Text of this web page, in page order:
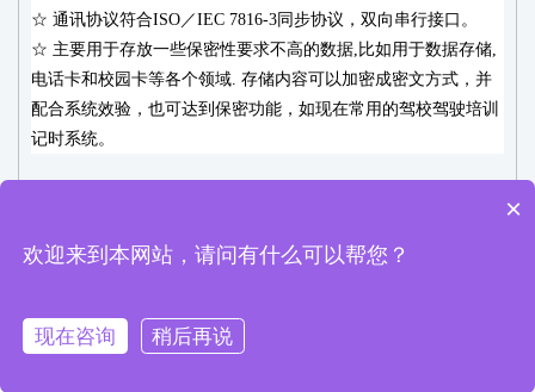
☆ 通讯协议符合ISO／IEC 7816-3同步协议，双向串行接口。
☆ 主要用于存放一些保密性要求不高的数据,比如用于数据存储,
电话卡和校园卡等各个领域. 存储内容可以加密成密文方式，并
配合系统效验，也可达到保密功能，如现在常用的驾校驾驶培训
记时系统。
©深圳市华芯兆业科技有限公司All Rights Reserved 粤ICP备19128421
×
欢迎来到本网站，请问有什么可以帮您？
现在咨询
稍后再说
在线咨询